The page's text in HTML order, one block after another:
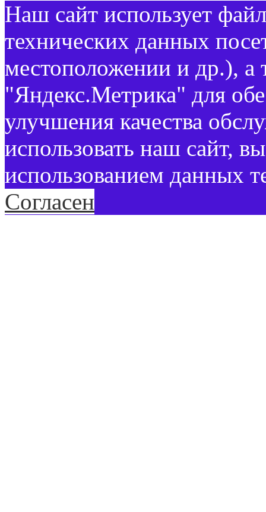
Наш сайт использует
технических данных
местоположении и др.),
"Яндекс.Метрика" для
улучшения качества
использовать наш сайт,
использованием данных
Согласен